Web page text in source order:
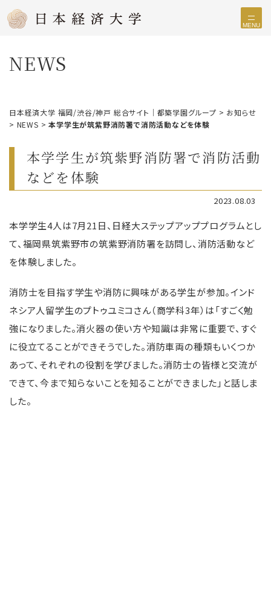
MENU
NEWS
日本経済大学 福岡/渋谷/神戸 総合サイト｜都築学園グループ > お知らせ
> NEWS >本学学生が筑紫野消防署で消防活動などを体験
本学学生が筑紫野消防署で消防活動
などを体験
2023.08.03
本学学生4人は7月21日、日経大ステップアッププログラムとし
て、福岡県筑紫野市の筑紫野消防署を訪問し、消防活動など
を体験しました。
消防士を目指す学生や消防に興味がある学生が参加。インド
ネシア人留学生のプトゥユミコさん（商学科3年）は「すごく勉
強になりました。消火器の使い方や知識は非常に重要で、すぐ
に役立てることができそうでした。消防車両の種類もいくつか
あって、それぞれの役割を学びました。消防士の皆様と交流が
できて、今まで知らないことを知ることができました」と話しま
した。